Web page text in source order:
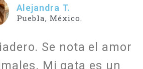
Alejandra T.
Puebla, México.
Se nota el amor
Mi gata es un